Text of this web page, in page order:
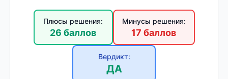
Плюсы решения:
26 баллов
Минусы решения:
17 баллов
Вердикт:
ДА